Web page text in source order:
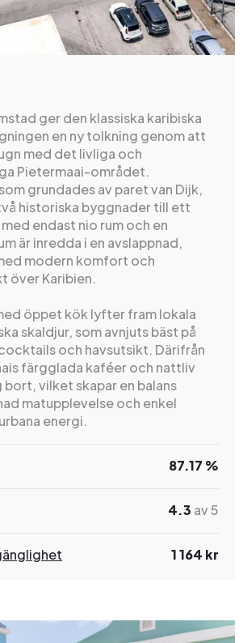
ger den klassiska karibiska
en ny tolkning genom att
med det livliga och
Pietermaai-området.
grundades av paret van Dijk,
historiska byggnader till ett
endast nio rum och en
är inredda i en avslappnad,
modern komfort och
över Karibien.
öppet kök lyfter fram lokala
skaldjur, som avnjuts bäst på
och havsutsikt. Därifrån
färgglada kaféer och nattliv
bort, vilket skapar en balans
matupplevelse och enkel
energi.
87.17 %
4.3 av 5
1 164 kr